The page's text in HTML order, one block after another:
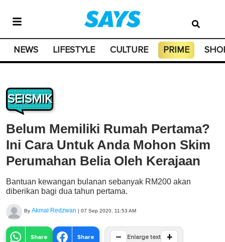
NEWS LIFESTYLE CULTURE PRIME
SEISMIK
Belum Memiliki Rumah Pertama?
Ini Cara Untuk Anda Mohon Skim
Perumahan Belia Oleh Kerajaan
Bantuan kewangan bulanan sebanyak RM200 akan
diberikan bagi dua tahun pertama.
By Akmal Redzwan | 07 Sep 2020, 11:53 AM
Share Share − Enlarge text +